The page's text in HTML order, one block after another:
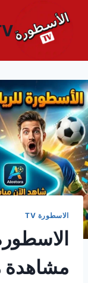
المحتوى
الاسطورة TV
مشاهدة